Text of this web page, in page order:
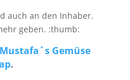
auch an den Inhaber.
geben. :thumb:
Mustafa´s Gemüse
.